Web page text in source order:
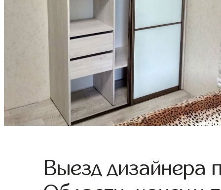
Выезд дизайнера